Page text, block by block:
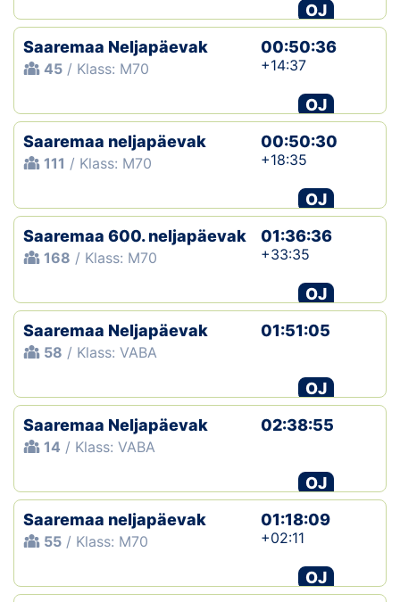
OJ
Saaremaa Neljapäevak
45 / Klass: M70
00:50:36
+14:37
OJ
Saaremaa neljapäevak
111 / Klass: M70
00:50:30
+18:35
OJ
Saaremaa 600. neljapäevak
168 / Klass: M70
01:36:36
+33:35
OJ
Saaremaa Neljapäevak
58 / Klass: VABA
01:51:05
OJ
Saaremaa Neljapäevak
14 / Klass: VABA
02:38:55
OJ
Saaremaa neljapäevak
55 / Klass: M70
01:18:09
+02:11
OJ